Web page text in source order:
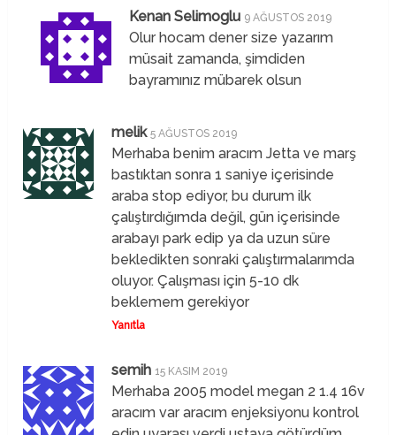
Kenan Selimoglu 9 AĞUSTOS 2019
Olur hocam dener size yazarım
müsait zamanda, şimdiden
bayramınız mübarek olsun
melik 5 AĞUSTOS 2019
Merhaba benim aracım Jetta ve marş
bastıktan sonra 1 saniye içerisinde
araba stop ediyor, bu durum ilk
çalıştırdığımda değil, gün içerisinde
arabayı park edip ya da uzun süre
bekledikten sonraki çalıştırmalarımda
oluyor. Çalışması için 5-10 dk
beklemem gerekiyor
Yanıtla
semih 15 KASIM 2019
Merhaba 2005 model megan 2 1.4 16v
aracım var aracım enjeksiyonu kontrol